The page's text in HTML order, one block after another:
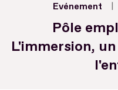
Evénement
Pôle
L'immersion,